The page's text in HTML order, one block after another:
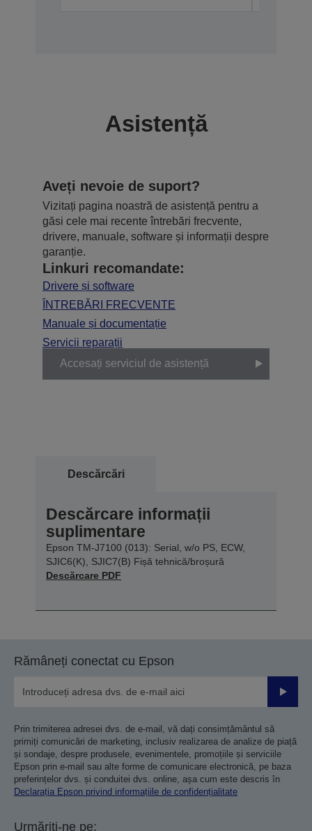
Asistență
Aveți nevoie de suport?
Vizitați pagina noastră de asistență pentru a
găsi cele mai recente întrebări frecvente,
drivere, manuale, software și informații despre
garanție.
Linkuri recomandate:
Drivere și software
ÎNTREBĂRI FRECVENTE
Manuale și documentație
Servicii reparații
Accesați serviciul de asistență
Descărcări
Descărcare informații
suplimentare
Epson TM-J7100 (013): Serial, w/o PS, ECW,
SJIC6(K), SJIC7(B) Fișă tehnică/broșură
Descărcare PDF
Rămâneți conectat cu Epson
Prin trimiterea adresei dvs. de e-mail, vă dați consimțământul să
primiți comunicări de marketing, inclusiv realizarea de analize de piață
și sondaje, despre produsele, evenimentele, promoțiile și serviciile
Epson prin e-mail sau alte forme de comunicare electronică, pe baza
preferințelor dvs. și conduitei dvs. online, așa cum este descris în
Declarația Epson privind informațiile de confidențialitate
Urmăriți-ne pe: